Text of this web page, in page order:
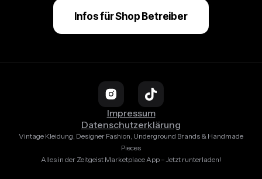
Infos für Shop Betreiber
Impressum
Datenschutzerklärung
Vintage Kleidung, Designer Fashion, Underground Brands & Handmade
Pieces
Alles in der Zeitgeist Marketplace App – Jetzt runterladen!